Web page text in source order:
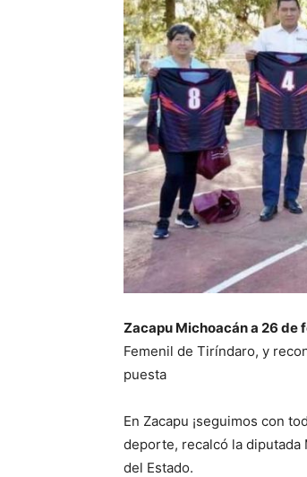
Zacapu Michoacán a 26 de
Femenil de Tiríndaro, y
puesta
En Zacapu ¡seguimos con
deporte, recalcó la diputada
del Estado.